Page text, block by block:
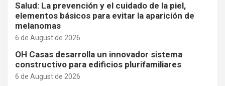
Salud: La prevención y el cuidado de la piel,
elementos básicos para evitar la aparición de
melanomas
6 de August de 2026
OH Casas desarrolla un innovador sistema
constructivo para edificios plurifamiliares
6 de August de 2026